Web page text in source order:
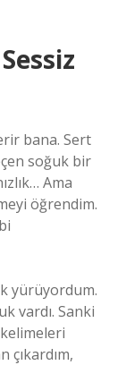
bana. Sert
soğuk bir
Ama
öğrendim.
yürüyordum.
vardı. Sanki
çıkardım,